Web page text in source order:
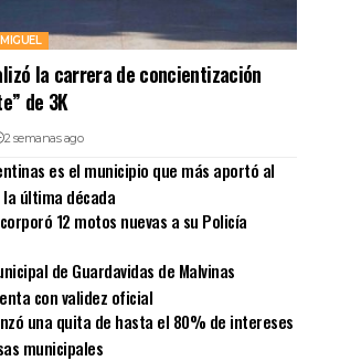
la carrera de concientización
de 3K
2 semanas ago
es el municipio que más aportó al
última década
12 motos nuevas a su Policía
de Guardavidas de Malvinas
con validez oficial
una quita de hasta el 80% de intereses
municipales